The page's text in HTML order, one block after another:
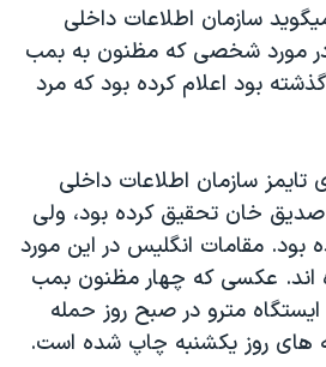
رهبری ایران
سازمان اطلاعات داخلی
در مورد شخصی که مظنون به بمب
بود اعلام کرده بود که مرد
تايمز سازمان اطلاعات داخلی
صديق خان تحقيق کرده بود، ولی
بود. مقامات انگليس در اين مورد
اند. عکسی که چهار مظنون بمب
ايستگاه مترو در صبح روز حمله
های روز يکشنبه چاپ شده است.